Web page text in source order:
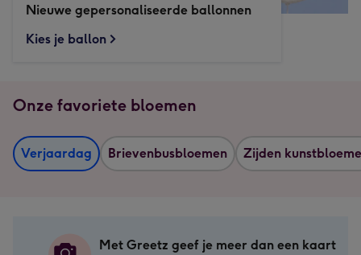
Nieuwe gepersonaliseerde ballonnen
Kies je ballon
Onze favoriete bloemen
Verjaardag Brievenbusbloemen Zijden
Met Greetz geef je meer dan een kaart